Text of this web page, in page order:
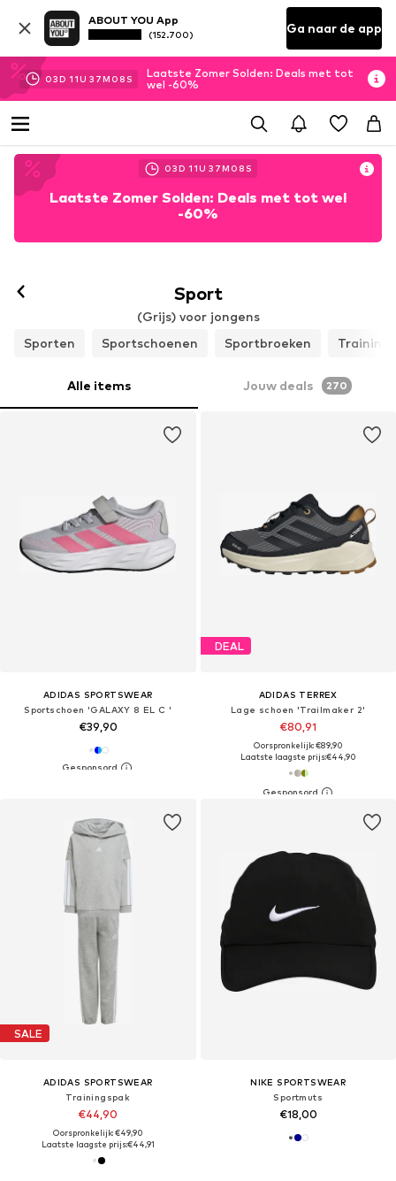
ABOUT YOU App
(152.700) Ga naar de app
03D 11U 37M 06 S
Laatste Zomer Solden: Deals met tot
wel -60%
03D 11U 37M 06 S
Laatste Zomer Solden: Deals met tot wel
-60%
Sport
(Grijs) voor jongens
Sporten
Sportschoenen Sportbroeken
Alle items Jouw deals 270
ADIDAS SPORTSWEAR
Sportschoen 'GALAXY 8 EL C '
€39,90
DEAL
ADIDAS TERREX
Lage schoen 'Trailmaker 2'
€80,91
Oorspronkelijk: €89,90
Laatste laagste prijs:€44,90
SALE
ADIDAS SPORTSWEAR
Trainingspak
€44,90
Oorspronkelijk: €49,90
Laatste laagste prijs:€44,91
NIKE SPORTSWEAR
Sportmuts
€18,00